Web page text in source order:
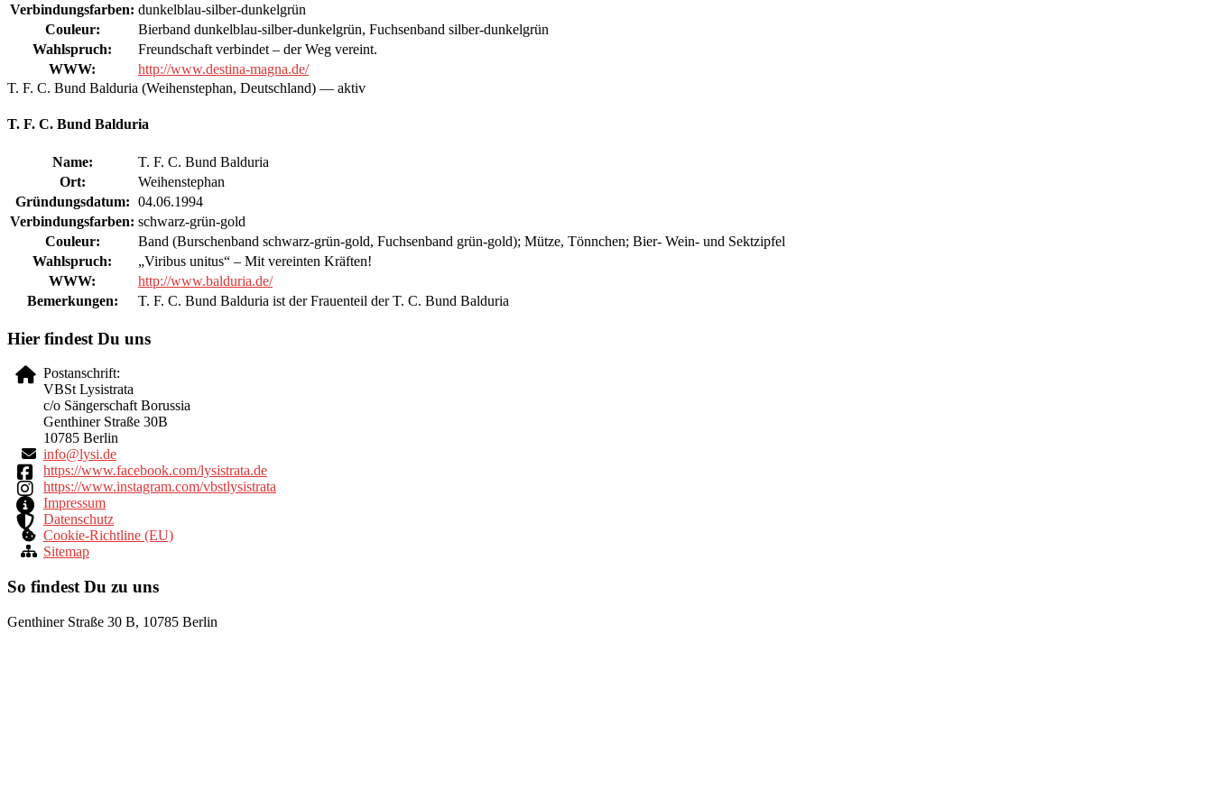
Verbindungsfarben: dunkelblau-silber-dunkelgrün
Couleur:
Bierband dunkelblau-silber-dunkelgrün, Fuchsenband silber-dunkelgrün
Wahlspruch:
Freundschaft verbindet – der Weg vereint.
WWW:
http://www.destina-magna.de/
T. F. C. Bund Balduria (Weihenstephan, Deutschland) — aktiv
T. F. C. Bund Balduria
Name:
T. F. C. Bund Balduria
Ort:
Weihenstephan
Gründungsdatum: 04.06.1994
Verbindungsfarben: schwarz-grün-gold
Couleur:
Band (Burschenband schwarz-grün-gold, Fuchsenband grün-gold); Mütze, Tönnchen; Bier- Wein- und Sektzipfel
Wahlspruch:
„Viribus unitus“ – Mit vereinten Kräften!
WWW:
http://www.balduria.de/
Bemerkungen:
T. F. C. Bund Balduria ist der Frauenteil der T. C. Bund Balduria
Hier findest Du uns
Postanschrift:
VBSt Lysistrata
c/o Sängerschaft Borussia
Genthiner Straße 30B
10785 Berlin
ed.is
yl@of
ni
https://www.facebook.com/lysistrata.de
https://www.instagram.com/vbstlysistrata
Impressum
Datenschutz
Cookie-Richtline (EU)
Sitemap
So findest Du zu uns
Genthiner Straße 30 B, 10785 Berlin